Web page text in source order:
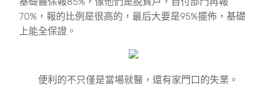
70%，報的比例是很高的，最后大要是95%擺佈，基礎
上能全保證。
便利的不只僅是當場就醫，還有家門口的失業。